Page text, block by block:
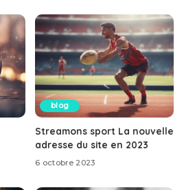
blog
Streamons sport La nouvelle
adresse du site en 2023
6 octobre 2023